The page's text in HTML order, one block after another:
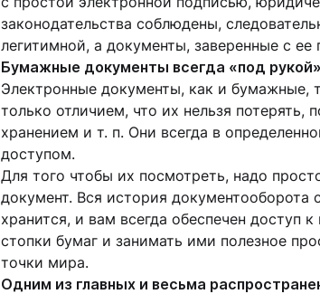
законодательства соблюдены,
легитимной, а документы, заверенные с
Бумажные документы всегда «под
Электронные документы, как и бумажные,
только отличием, что их нельзя
хранением и т. п. Они всегда в
доступом.
Для того чтобы их посмотреть, надо
документ. Вся история
хранится, и вам всегда обеспечен доступ
стопки бумаг и занимать ими полезное
точки мира.
Одним из главных и весьма